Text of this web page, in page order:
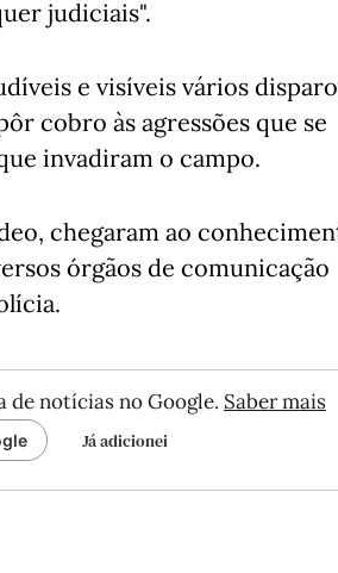
judiciais".
e visíveis vários
cobro às agressões que se
invadiram o campo.
chegaram ao
órgãos de comunicação
notícias no Google. Saber mais
Já adicionei